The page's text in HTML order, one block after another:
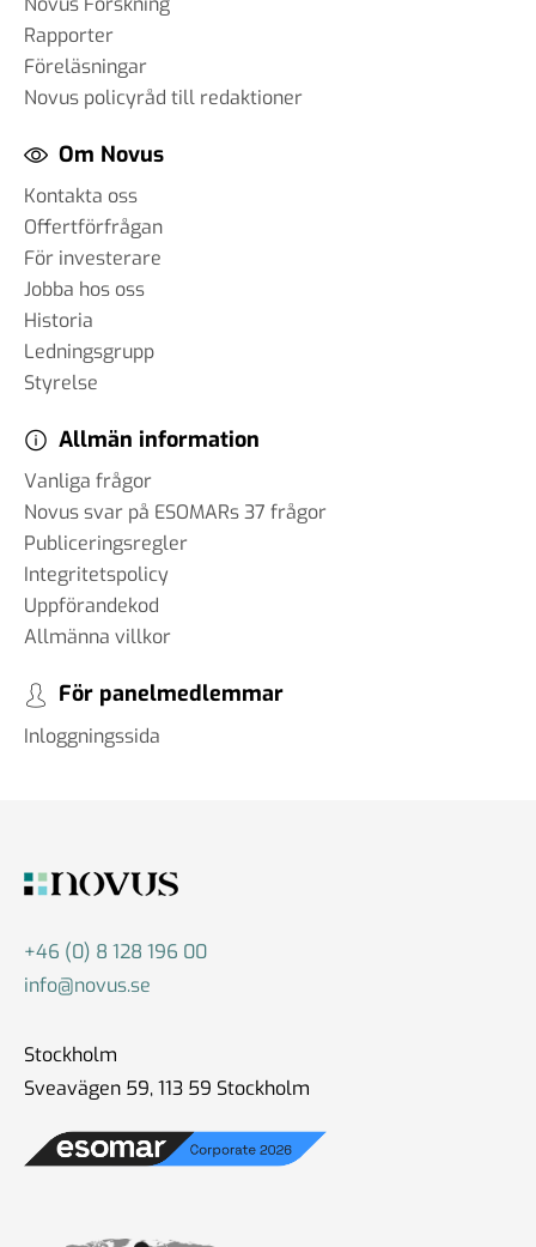
Rapporter
Föreläsningar
Novus policyråd till redaktioner
Om Novus
Kontakta oss
Offertförfrågan
För investerare
Jobba hos oss
Historia
Ledningsgrupp
Styrelse
Allmän information
Vanliga frågor
Novus svar på ESOMARs 37 frågor
Publiceringsregler
Integritetspolicy
Uppförandekod
Allmänna villkor
För panelmedlemmar
Inloggningssida
+46 (0) 8 128 196 00
info@novus.se
Stockholm
Sveavägen 59, 113 59 Stockholm